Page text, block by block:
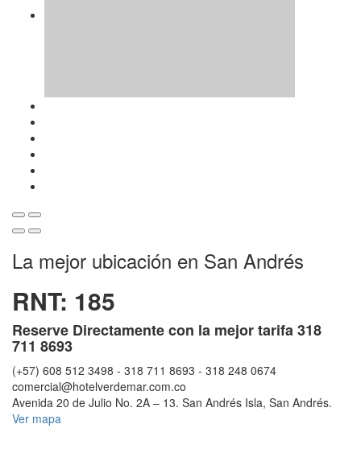
La mejor ubicación en San Andrés
RNT: 185
Reserve Directamente con la mejor tarifa 318
711 8693
(+57) 608 512 3498 - 318 711 8693 - 318 248 0674
comercial@hotelverdemar.com.co
Avenida 20 de Julio No. 2A – 13. San Andrés Isla, San Andrés.
Ver mapa